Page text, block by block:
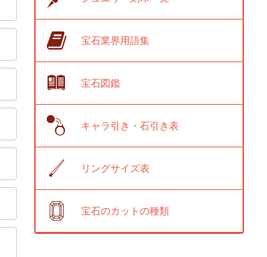
宝石業界用語集
宝石図鑑
キャラ引き・石引き表
リングサイズ表
宝石のカットの種類